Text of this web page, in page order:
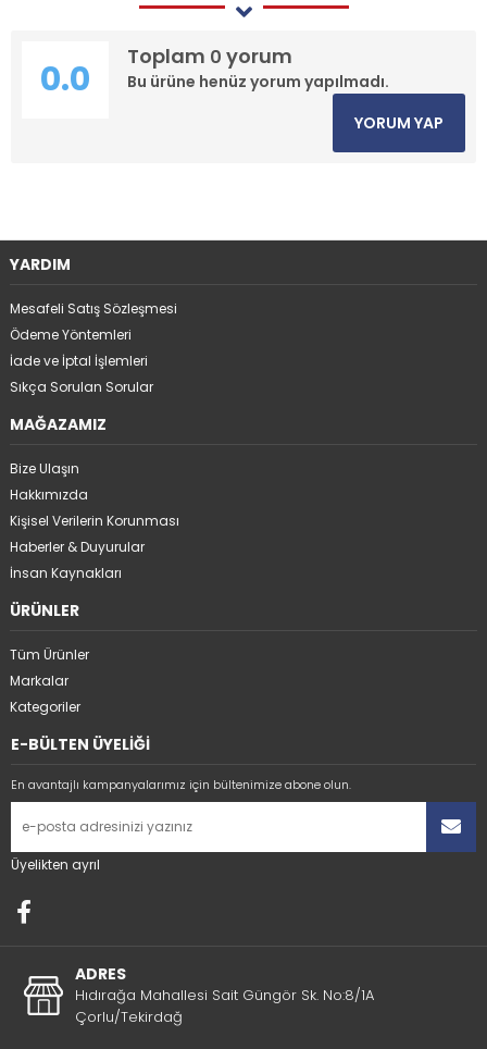
Toplam 0 yorum
Bu ürüne henüz yorum yapılmadı.
0.0
YORUM YAP
YARDIM
Mesafeli Satış Sözleşmesi
Ödeme Yöntemleri
İade ve İptal İşlemleri
Sıkça Sorulan Sorular
MAĞAZAMIZ
Bize Ulaşın
Hakkımızda
Kişisel Verilerin Korunması
Haberler & Duyurular
İnsan Kaynakları
ÜRÜNLER
Tüm Ürünler
Markalar
Kategoriler
E-BÜLTEN ÜYELİĞİ
En avantajlı kampanyalarımız için bültenimize abone olun.
Üyelikten ayrıl
ADRES
Hıdırağa Mahallesi Sait Güngör Sk. No:8/1A
Çorlu/Tekirdağ